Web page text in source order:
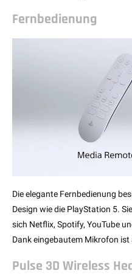
Fernbedienung
Die elegante Fernbedienung
Design wie die PlayStation 5.
sich Netflix, Spotify, YouTube
Dank eingebautem Mikrofon
Pulse 3D Wireless